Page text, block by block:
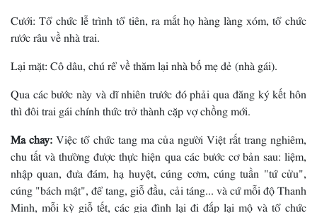
Cưới: Tổ chức lễ trình tổ tiên, ra mắt họ hàng làng xóm, tổ chức
rước râu về nhà trai.
Lại mặt: Cô dâu, chú rể về thăm lại nhà bố mẹ đẻ (nhà gái).
Qua các bước này và dĩ nhiên trước đó phải qua đăng ký kết hôn
thì đôi trai gái chính thức trở thành cặp vợ chồng mới.
Ma chay:Việc tổ chức tang ma của người Việt rất trang nghiêm,
chu tất và thường được thực hiện qua các bước cơ bản sau: liệm,
nhập quan, đưa đám, hạ huyệt, cúng cơm, cúng tuần "tứ cửu",
cúng "bách mật", để tang, giỗ đầu, cải táng... và cứ mỗi độ Thanh
Minh, mỗi kỳ giỗ tết, các gia đình lại đi đắp lại mộ và tổ chức